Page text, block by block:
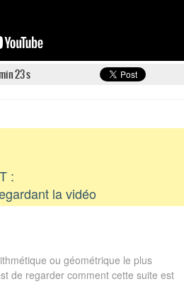
23 s
:
la vidéo
ou géométrique le plus
de regarder comment cette suite est